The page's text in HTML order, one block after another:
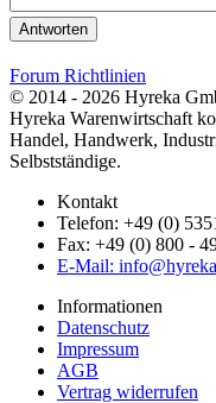
Antworten
Forum Richtlinien
© 2014 - 2026 Hyreka
Hyreka Warenwirtschaft
Handel, Handwerk,
Selbstständige.
Kontakt
Telefon: +49 (0)
Fax: +49 (0) 800 -
E-Mail:
Informationen
Datenschutz
Impressum
AGB
Vertrag widerrufen